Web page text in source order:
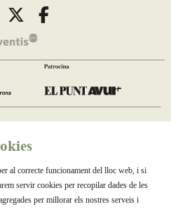
a instagram
Link a twitter
Link a facebook
al correcte funcionament del lloc web, i si
servir cookies per recopilar dades de les
per millorar els nostres serveis i